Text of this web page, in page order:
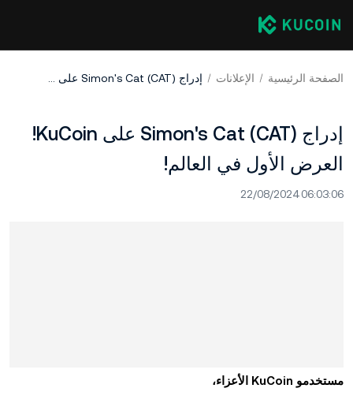
الصفحة الرئيسية الإعلانات إدراج Simon's Cat (CAT) على KuCoin! العرض الأول في العالم!
إدراج Simon's Cat (CAT) على KuCoin!
العرض الأول في العالم!
22/08/2024 06:03:06
مستخدمو KuCoin الأعزاء،